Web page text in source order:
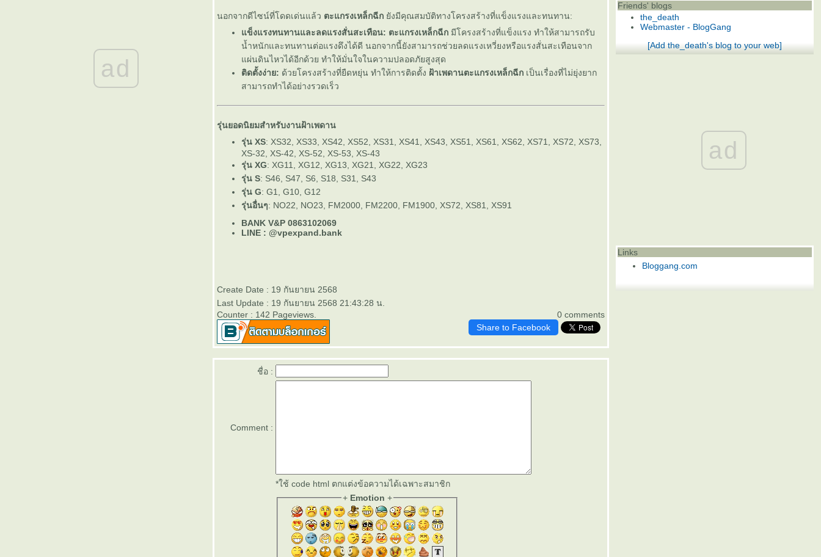
ตะแกรงฉีก XS-42 คืออะไร เหมาะกับงานแบบ
ad
นอกจากดีไซน์ที่โดดเด่นแล้ว ตะแกรงเหล็กฉีก ังมีคุณสมบัติทางโครงสร้างที่แข็งแรงและทนทาน:
ข็งแรงทนทานและลดแรงสั่นสะเทือน: ตะแกรงเหล็กฉีก มีโครงสร้างที่แข็งแรง ทำให้สามารถรับ
น้ำหนักและทนทานต่อแรงดึงได้ดี นอกจากนี้ยังสามารถช่วยลดแรงเหวี่ยงหรือแรงสั่นสะเทือนจาก
ผ่นดินไหวได้อีกด้วย ทำให้มั่นใจในความปลอดภัยสูงสุด
ติดตั้งง่าย: ด้วยโครงสร้างที่ยืดหยุ่น ทำให้การติดตั้ง ฝ้าเพดานตะแกรงเหล็กฉีก เป็นเรื่องที่ไม่ยุ่งยาก
สามารถทำได้อย่างรวดเร็ว
รุ่นยอดนิยมสำหรับงานฝ้าเพดาน
รุ่น XS: XS32, XS33, XS42, XS52, XS31, XS41, XS43, XS51, XS61, XS62, XS71, XS72, XS73,
XS-32, XS-42, XS-52, XS-53, XS-43
รุ่น XG: XG11, XG12, XG13, XG21, XG22, XG23
รุ่น S: S46, S47, S6, S18, S31, S43
รุ่น G: G1, G10, G12
รุ่นอื่นๆ: NO22, NO23, FM2000, FM2200, FM1900, XS72, XS81, XS91
BANK V&P 0863102069
LINE : @vpexpand.bank
Create Date : 19 กันยายน 2568
Last Update : 19 กันยายน 2568 21:43:28 น.
0 comments
Counter : 142 Pageviews.
Share to Facebook
ชื่อ :
Comment :
*ใช้ code html ตกแต่งข้อความได้เฉพาะสมาชิก
+ Emotion +
Friends' blogs
the_death
Webmaster - BlogGang
[Add the_death's blog to your web]
ad
Links
Bloggang.com